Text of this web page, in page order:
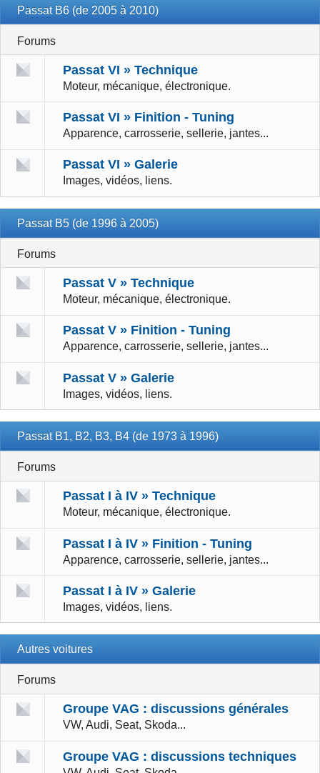
Passat B6 (de 2005 à 2010)
Forums
Passat VI » Technique
Moteur, mécanique, électronique.
Passat VI » Finition - Tuning
Apparence, carrosserie, sellerie, jantes...
Passat VI » Galerie
Images, vidéos, liens.
Passat B5 (de 1996 à 2005)
Forums
Passat V » Technique
Moteur, mécanique, électronique.
Passat V » Finition - Tuning
Apparence, carrosserie, sellerie, jantes...
Passat V » Galerie
Images, vidéos, liens.
Passat B1, B2, B3, B4 (de 1973 à 1996)
Forums
Passat I à IV » Technique
Moteur, mécanique, électronique.
Passat I à IV » Finition - Tuning
Apparence, carrosserie, sellerie, jantes...
Passat I à IV » Galerie
Images, vidéos, liens.
Autres voitures
Forums
Groupe VAG : discussions générales
VW, Audi, Seat, Skoda...
Groupe VAG : discussions techniques